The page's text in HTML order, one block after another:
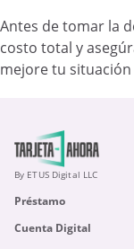
Antes de tomar la
costo total y
mejore tu
By ETUS Digital LLC
Préstamo
Cuenta Digital